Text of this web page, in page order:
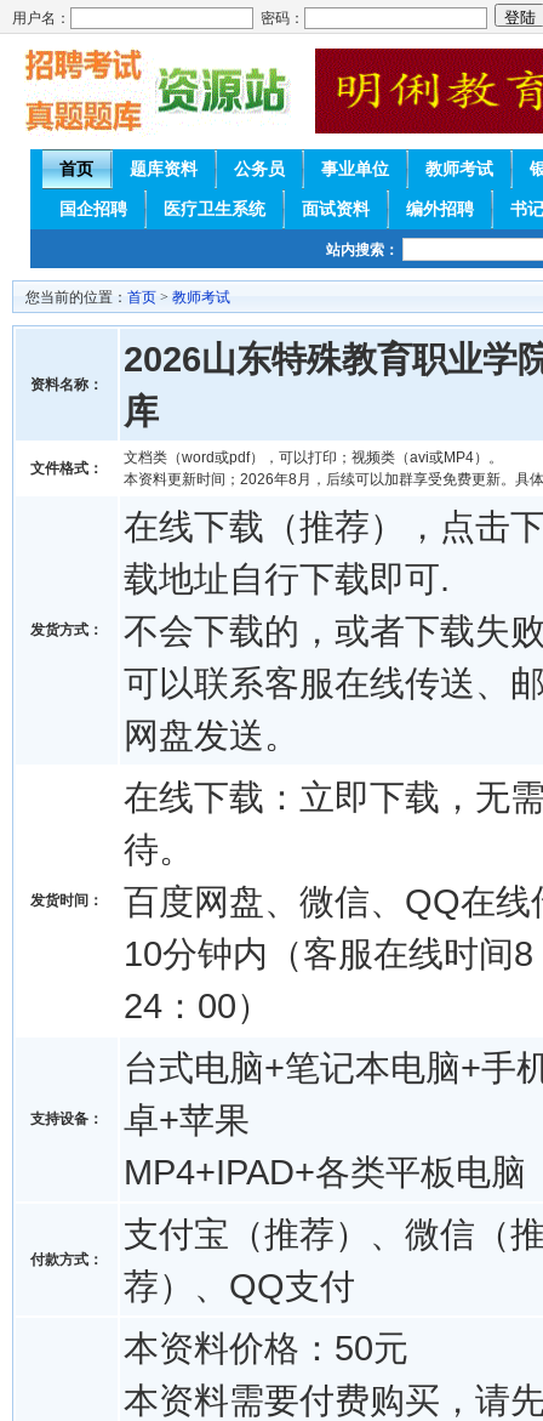
用户名： 密码：
首页 题库资料 公务员 事业单位 教师考试
国企招聘 医疗卫生系统 面试资料 编外招聘 书
站内搜索：
您当前的位置： 首页 > 教师考试
资料名称：
2026山东特殊教育职业学
库
文件格式：
文档类（word或pdf），可以打印；视频类（avi或MP4）。
本资料更新时间；2026年8月，后续可以加群享受免费更新。具
发货方式：
在线下载（推荐），点击
载地址自行下载即可.
不会下载的，或者下载失
可以联系客服在线传送、
网盘发送。
发货时间：
在线下载：立即下载，无
待。
百度网盘、微信、QQ在线
10分钟内（客服在线时间8
24：00）
支持设备：
台式电脑+笔记本电脑+手
卓+苹果
MP4+IPAD+各类平板电脑
付款方式：
支付宝（推荐）、微信（
荐）、QQ支付
本资料价格：50元
本资料需要付费购买，请